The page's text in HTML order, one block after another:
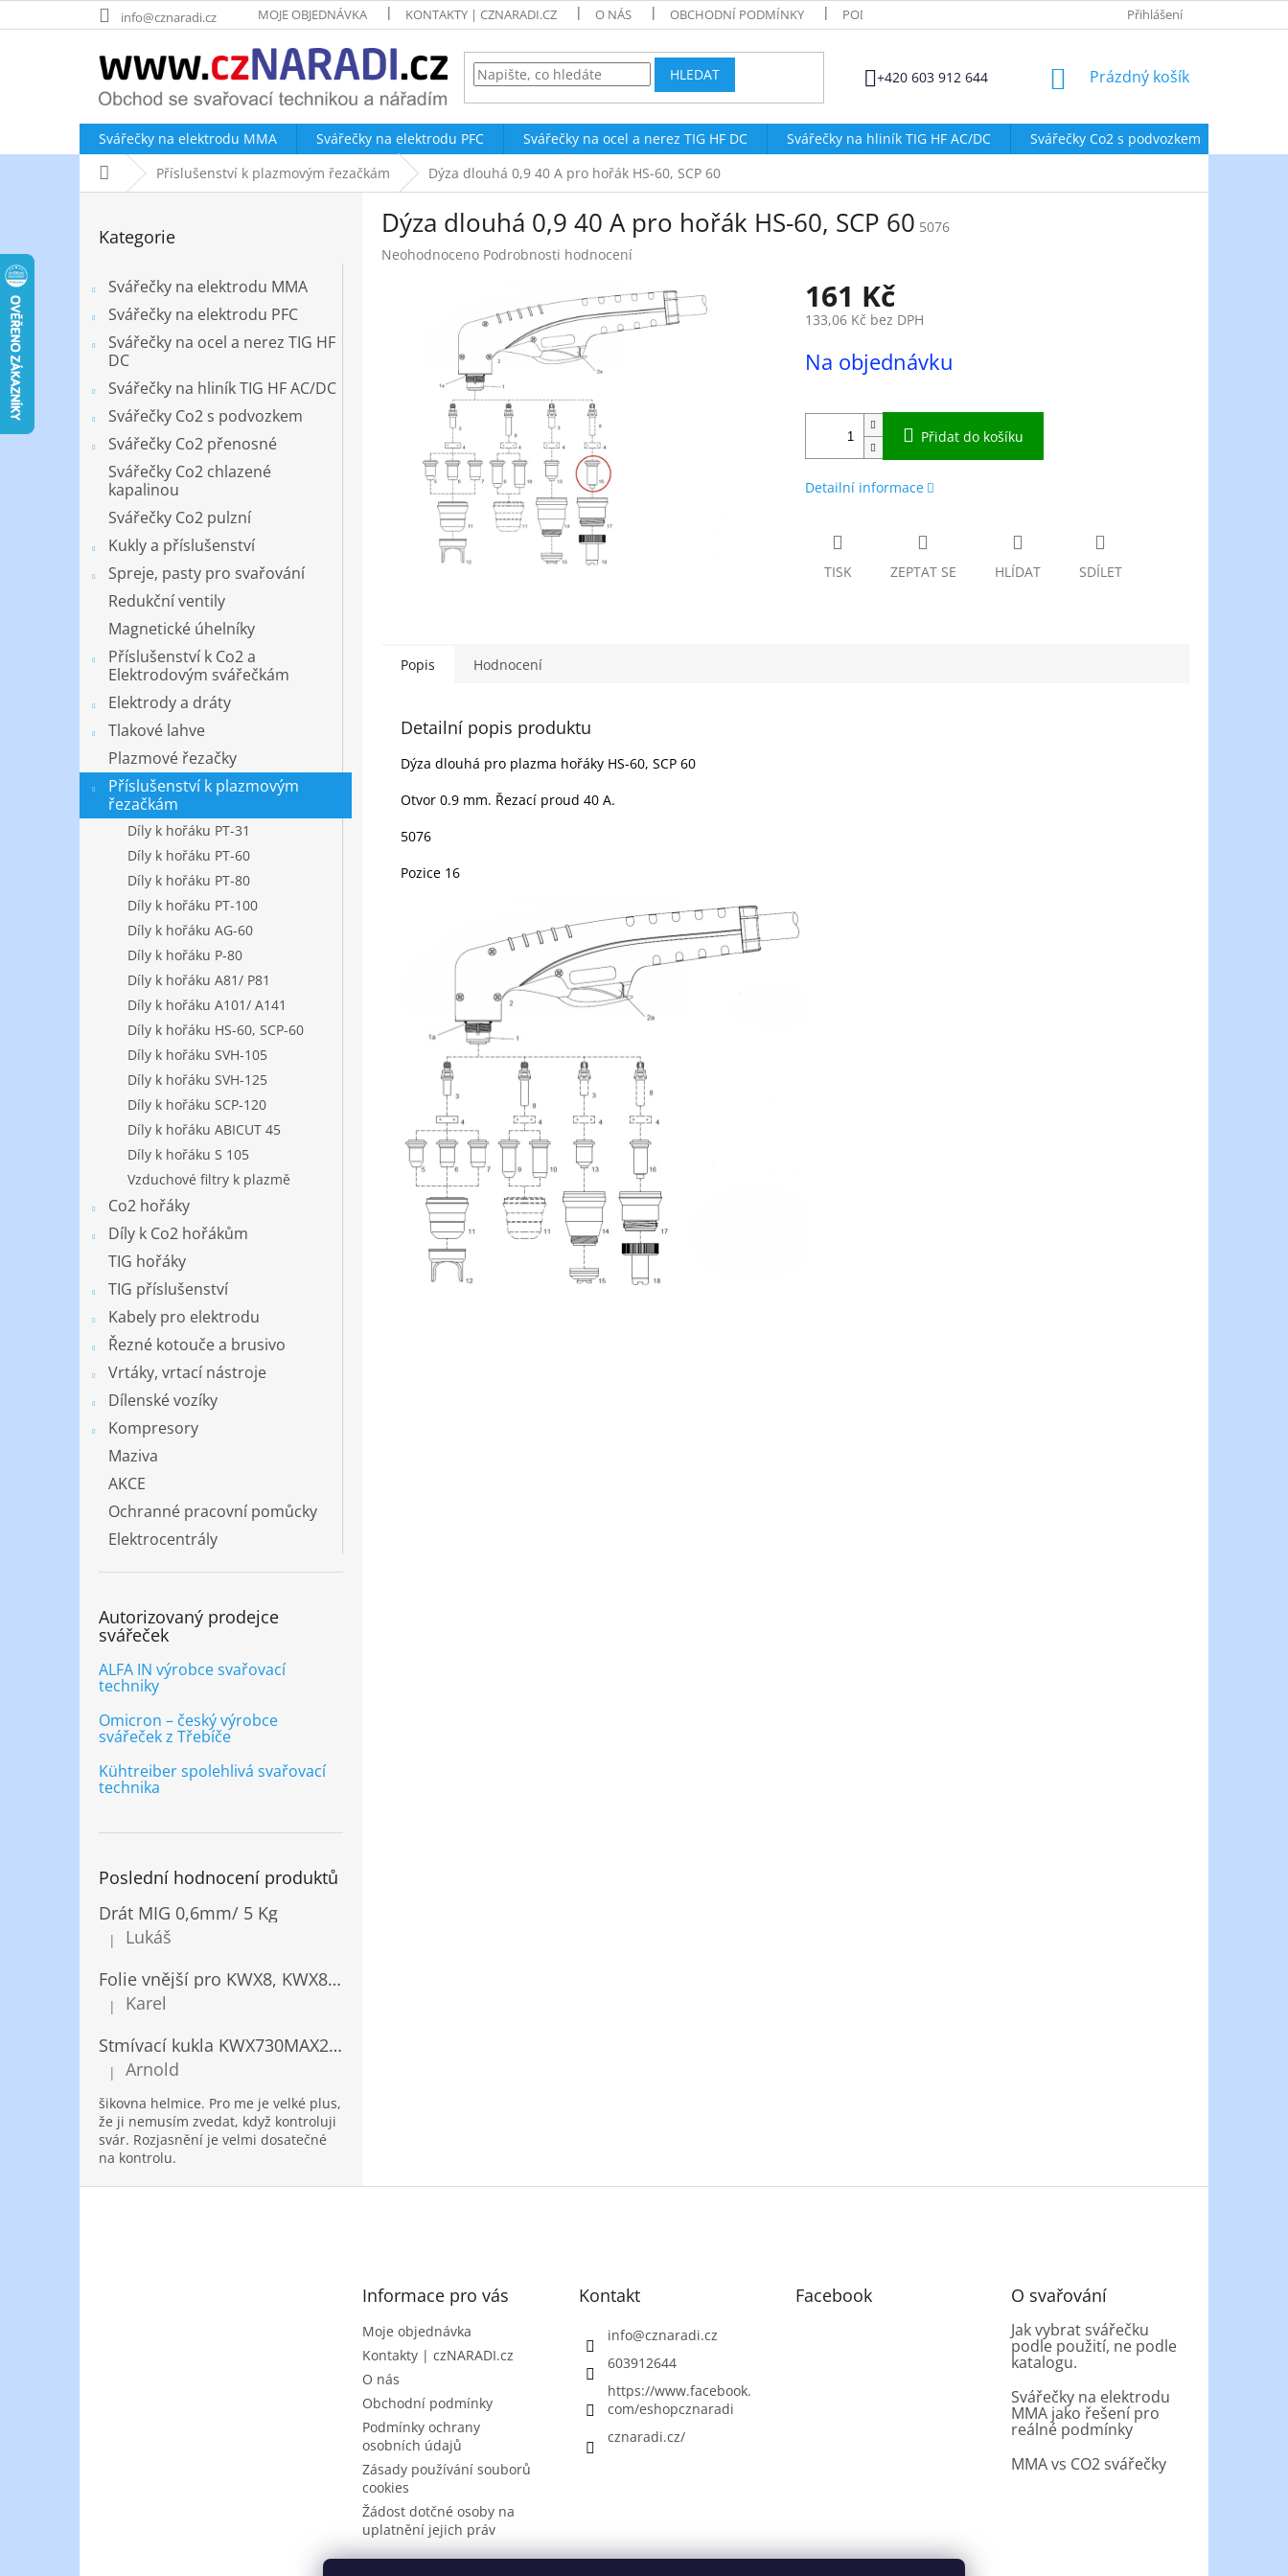
na
info@cznaradi.cz MOJE OBJEDNÁVKA KONTAKTY | CZNARADI.CZ O NÁS OBCHODNÍ PODMÍNKY PODMÍNKY OCHRANY OSOBNÍCH ÚDAJŮ ZÁSADY POUŽÍVÁNÍ
Přihlášení
HLEDAT +420 603 912 644
NÁKUPNÍ
Prázdný košík
Svářečky na elektrodu MMA Svářečky na elektrodu PFC Svářečky na ocel a nerez TIG HF DC Svářečky na hliník TIG HF AC/DC Svářečky Co2 s podvozkem
Domů Příslušenství k plazmovým řezačkám Dýza dlouhá 0,9 40 A pro hořák HS-60, SCP 60
kategorie
Kategorie
Svářečky na elektrodu MMA
Svářečky na elektrodu PFC
Svářečky na ocel a nerez TIG HF
DC
Svářečky na hliník TIG HF AC/DC
Svářečky Co2 s podvozkem
Svářečky Co2 přenosné
Svářečky Co2 chlazené
kapalinou
Svářečky Co2 pulzní
Kukly a příslušenství
Spreje, pasty pro svařování
Redukční ventily
Magnetické úhelníky
Příslušenství k Co2 a
Elektrodovým svářečkám
Elektrody a dráty
Tlakové lahve
Plazmové řezačky
Příslušenství k plazmovým
řezačkám
Díly k hořáku PT-31
Díly k hořáku PT-60
Díly k hořáku PT-80
Díly k hořáku PT-100
Díly k hořáku AG-60
Díly k hořáku P-80
Díly k hořáku A81/ P81
Díly k hořáku A101/ A141
Díly k hořáku HS-60, SCP-60
Díly k hořáku SVH-105
Díly k hořáku SVH-125
Díly k hořáku SCP-120
Díly k hořáku ABICUT 45
Díly k hořáku S 105
Vzduchové filtry k plazmě
Co2 hořáky
Díly k Co2 hořákům
TIG hořáky
TIG příslušenství
Kabely pro elektrodu
Řezné kotouče a brusivo
Vrtáky, vrtací nástroje
Dílenské vozíky
Kompresory
Maziva
AKCE
Ochranné pracovní pomůcky
Elektrocentrály
Autorizovaný prodejce
svářeček
ALFA IN výrobce svařovací
techniky
Omicron – český výrobce
svářeček z Třebíče
Kühtreiber spolehlivá svařovací
technika
Poslední hodnocení produktů
Drát MIG 0,6mm/ 5 Kg
Hodnocení produktu je 5 z 5 hvězdiček.
|
Lukáš
Folie vnější pro KWX8, KWX820/ 10ks
Hodnocení produktu je 5 z 5 hvězdiček.
|
Karel
Stmívací kukla KWX730MAX2,5!® + NANOClean
Hodnocení produktu je 5 z 5 hvězdiček.
| Arnold
šikovna helmice. Pro me je velké plus,
že ji nemusím zvedat, když kontroluji
svár. Rozjasnění je velmi dosatečné
na kontrolu.
Dýza dlouhá 0,9 40 A pro hořák HS-60, SCP 60 5076
Průměrné
hvězdiček.
Neohodnoceno Podrobnosti hodnocení
161 Kč
133,06 Kč bez DPH
cena:
Na objednávku
Přidat do košíku
Detailní informace
TISK ZEPTAT SE HLÍDAT SDÍLET
Popis Hodnocení
Detailní popis produktu
Dýza dlouhá pro plazma hořáky HS-60, SCP 60
Otvor 0.9 mm. Řezací proud 40 A.
5076
Pozice 16
Informace pro vás
Moje objednávka
Kontakty | czNARADI.cz
O nás
Obchodní podmínky
Podmínky ochrany
osobních údajů
Zásady používání souborů
cookies
Žádost dotčné osoby na
uplatnění jejich práv
Kontakt
info@cznaradi.cz
603912644
https://www.facebook.
com/eshopcznaradi
cznaradi.cz/
Facebook O svařování
Jak vybrat svářečku
podle použití, ne podle
katalogu.
Svářečky na elektrodu
MMA jako řešení pro
reálné podmínky
MMA vs CO2 svářečky